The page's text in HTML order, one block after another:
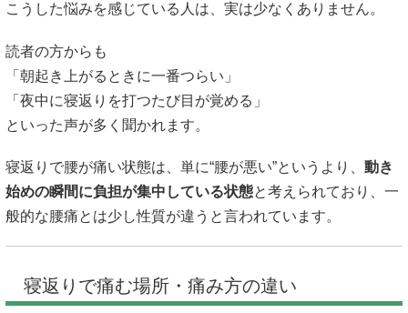
こうした悩みを感じている人は、実は少なくありません。
読者の方からも
「朝起き上がるときに一番つらい」
「夜中に寝返りを打つたび目が覚める」
といった声が多く聞かれます。
寝返りで腰が痛い状態は、単に“腰が悪い”というより、 動き
始めの瞬間に負担が集中している状態と考えられており、一
般的な腰痛とは少し性質が違うと言われています。
寝返りで痛む場所・痛み方の違い